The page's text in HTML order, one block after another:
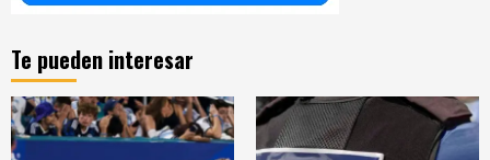
Te pueden interesar